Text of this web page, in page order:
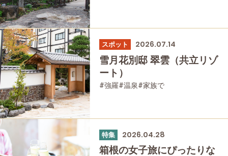
スポット 2026.07.14
雪月花別邸 翠雲（共立リゾ
ート）
#強羅#温泉#家族で
特集 2026.04.28
箱根の女子旅にぴったりな